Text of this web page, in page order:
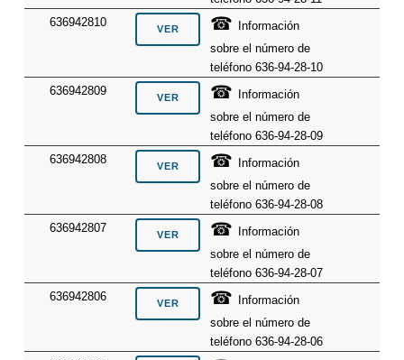
636942810
☎
Información
sobre el número de
teléfono 636-94-28-10
636942809
☎
Información
sobre el número de
teléfono 636-94-28-09
636942808
☎
Información
sobre el número de
teléfono 636-94-28-08
636942807
☎
Información
sobre el número de
teléfono 636-94-28-07
636942806
☎
Información
sobre el número de
teléfono 636-94-28-06